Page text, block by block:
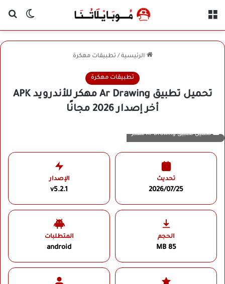
الوضع
الرئيسية / تطبيقات مهكرة
تطبيقات مهكرة
تحميل تطبيق Ar Drawing مهكر للأندرويد APK
أخر إصدار 2026 مجانًا
تحميل تطبيق Ar Drawing مهكر
تحديث
2026/07/25
الإصدار
v5.2.1
الحجم
85 MB
المتطلبات
android